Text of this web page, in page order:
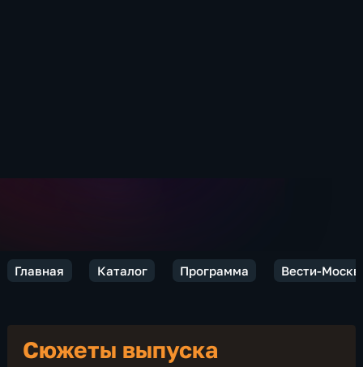
Главная Каталог Программа Вести-
Сюжеты выпуска